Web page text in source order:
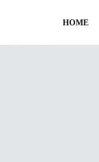
HOME